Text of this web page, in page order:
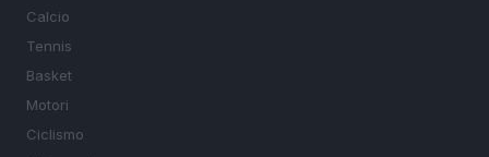
Calcio
Tennis
Basket
Motori
Ciclismo